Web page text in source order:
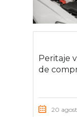
Peritaje
de
20